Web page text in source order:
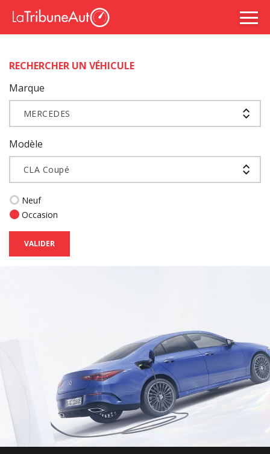
RECHERCHER UN VÉHICULE
Marque
MERCEDES
Modèle
CLA Coupé
Neuf
Occasion
VALIDER